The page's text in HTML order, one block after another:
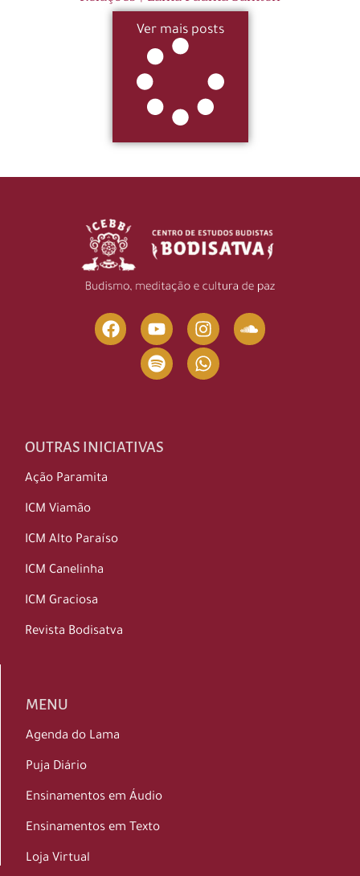
Ver mais posts
OUTRAS INICIATIVAS
Ação Paramita
ICM Viamão
ICM Alto Paraíso
ICM Canelinha
ICM Graciosa
Revista Bodisatva
MENU
Agenda do Lama
Puja Diário
Ensinamentos em Áudio
Ensinamentos em Texto
Loja Virtual